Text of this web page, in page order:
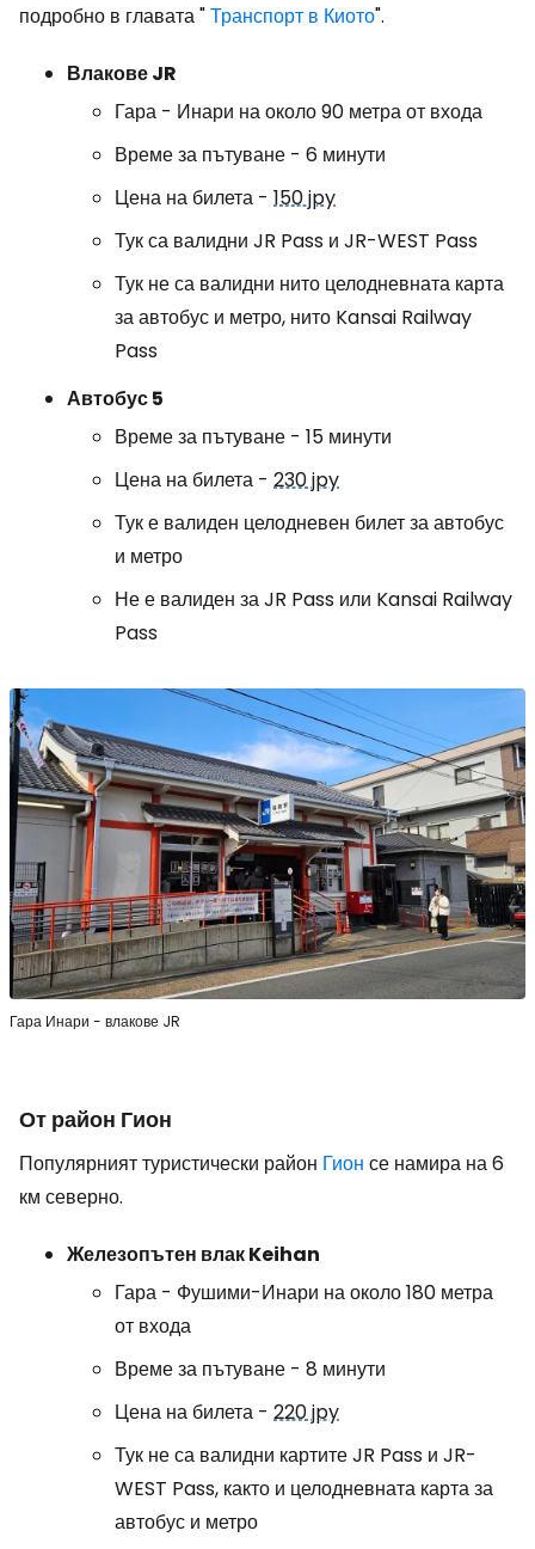
подробно в главата "Транспорт в Киото".
Влакове JR
Гара - Инари на около 90 метра от входа
Време за пътуване - 6 минути
Цена на билета - 150 jpy
Тук са валидни JR Pass и JR-WEST Pass
Тук не са валидни нито целодневната карта
за автобус и метро, нито Kansai Railway
Pass
Автобус 5
Време за пътуване - 15 минути
Цена на билета - 230 jpy
Тук е валиден целодневен билет за автобус
и метро
Не е валиден за JR Pass или Kansai Railway
Pass
Гара Инари - влакове JR
От район Гион
Популярният туристически район Гион се намира на 6
км северно.
Железопътен влак Keihan
Гара - Фушими-Инари на около 180 метра
от входа
Време за пътуване - 8 минути
Цена на билета - 220 jpy
Тук не са валидни картите JR Pass и JR-
WEST Pass, както и целодневната карта за
автобус и метро